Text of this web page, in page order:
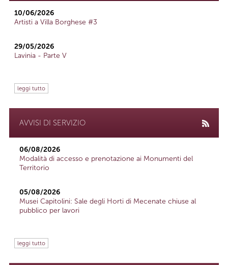
10/06/2026
Artisti a Villa Borghese #3
29/05/2026
Lavinia - Parte V
leggi tutto
AVVISI DI SERVIZIO
06/08/2026
Modalità di accesso e prenotazione ai Monumenti del
Territorio
05/08/2026
Musei Capitolini: Sale degli Horti di Mecenate chiuse al
pubblico per lavori
leggi tutto